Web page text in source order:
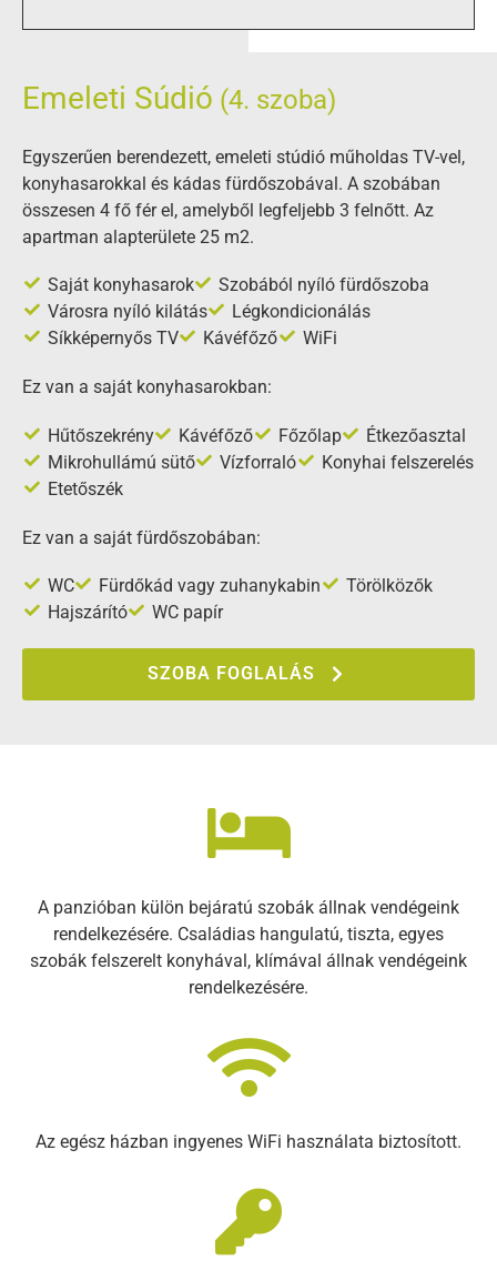
Emeleti Súdió (4. szoba)
Egyszerűen berendezett, emeleti stúdió műholdas TV-vel,
konyhasarokkal és kádas fürdőszobával. A szobában
összesen 4 fő fér el, amelyből legfeljebb 3 felnőtt. Az
apartman alapterülete 25 m2.
Saját konyhasarok
Szobából nyíló fürdőszoba
Városra nyíló kilátás
Légkondicionálás
Síkképernyős TV
Kávéfőző WiFi
Ez van a saját konyhasarokban:
Hűtőszekrény Kávéfőző Főzőlap
Étkezőasztal
Mikrohullámú sütő
Vízforraló
Konyhai felszerelés
Etetőszék
Ez van a saját fürdőszobában:
WC Fürdőkád vagy zuhanykabin
Törölközők
Hajszárító
WC papír
SZOBA FOGLALÁS
A panzióban külön bejáratú szobák állnak vendégeink
rendelkezésére. Családias hangulatú, tiszta, egyes
szobák felszerelt konyhával, klímával állnak vendégeink
rendelkezésére.
Az egész házban ingyenes WiFi használata biztosított.